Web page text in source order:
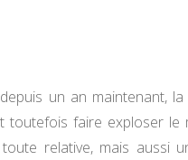
un an maintenant,
toutefois faire exploser le
relative, mais aussi